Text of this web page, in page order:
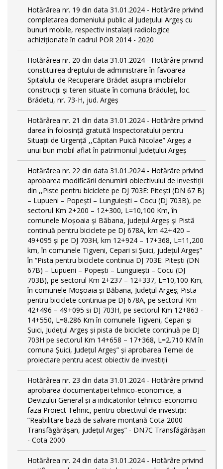
Hotărârea nr. 19 din data 31.01.2024 - Hotărâre privind
completarea domeniului public al Judeţului Argeş cu
bunuri mobile, respectiv instalații radiologice
achiziționate în cadrul POR 2014 - 2020
Hotărârea nr. 20 din data 31.01.2024 - Hotărâre privind
constituirea dreptului de administrare în favoarea
Spitalului de Recuperare Brădet asupra imobilelor
construcții și teren situate în comuna Brăduleț, loc.
Brădetu, nr. 73-H, jud. Argeș
Hotărârea nr. 21 din data 31.01.2024 - Hotărâre privind
darea în folosință gratuită Inspectoratului pentru
Situații de Urgență ,,Căpitan Puică Nicolae” Argeș a
unui bun mobil aflat în patrimoniul Județului Argeș
Hotărârea nr. 22 din data 31.01.2024 - Hotărâre privind
aprobarea modificării denumirii obiectivului de investiții
din ,,Piste pentru biciclete pe DJ 703E: Pitești (DN 67 B)
– Lupueni – Popești – Lunguiești – Cocu (DJ 703B), pe
sectorul Km 2+200 – 12+300, L=10,100 Km, în
comunele Moșoaia și Băbana, judeţul Argeș și Pistă
continuă pentru biciclete pe DJ 678A, km 42+420 –
49+095 și pe DJ 703H, km 12+924 – 17+368, L=11,200
km, în comunele Tigveni, Cepari si Șuici, județul Argeș”
în “Pista pentru biciclete continua DJ 703E: Pitești (DN
67B) – Lupueni – Popești – Lunguiești – Cocu (DJ
703B), pe sectorul Km 2+237 – 12+337, L=10,100 Km,
în comunele Moșoaia și Băbana, Județul Argeș; Pista
pentru biciclete continua pe DJ 678A, pe sectorul Km
42+496 – 49+095 si DJ 703H, pe sectorul Km 12+863 -
14+550, L=8.286 Km în comunele Tigveni, Cepari și
Șuici, Județul Argeș și pista de biciclete continuă pe DJ
703H pe sectorul Km 14+658 – 17+368, L=2.710 KM în
comuna Șuici, Județul Argeș” şi aprobarea Temei de
proiectare pentru acest obiectiv de investiţii
Hotărârea nr. 23 din data 31.01.2024 - Hotărâre privind
aprobarea documentației tehnico-economice, a
Devizului General și a indicatorilor tehnico-economici
faza Proiect Tehnic, pentru obiectivul de investiții:
”Reabilitare bază de salvare montană Cota 2000
Transfăgărășan, județul Argeș” - DN7C Transfăgărășan
- Cota 2000
Hotărârea nr. 24 din data 31.01.2024 - Hotărâre privind